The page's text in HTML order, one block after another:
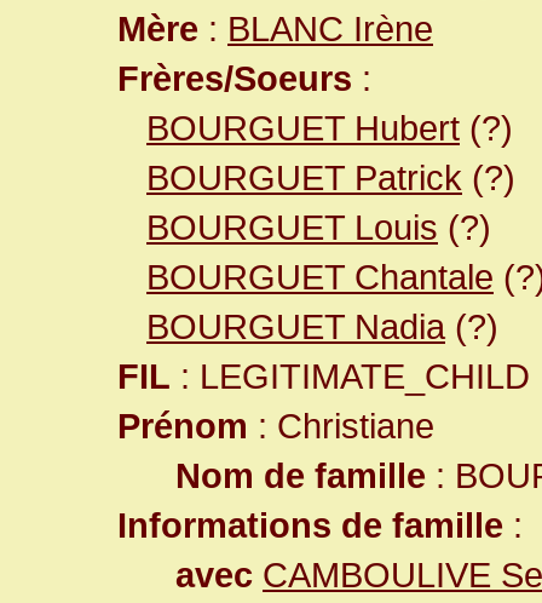
Mère : BLANC Irène
Frères/Soeurs :
BOURGUET Hubert (?)
BOURGUET Patrick (?)
BOURGUET Louis (?)
BOURGUET Chantale
BOURGUET Nadia(?)
FIL : LEGITIMATE_CHILD
Prénom : Christiane
Nom de famille :
Informations de famille :
avec CAMBOULIVE